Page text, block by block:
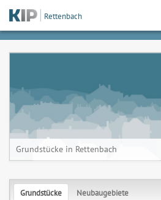
Rettenbach
Grundstücke in Rettenbach
Grundstücke Neubaugebiete